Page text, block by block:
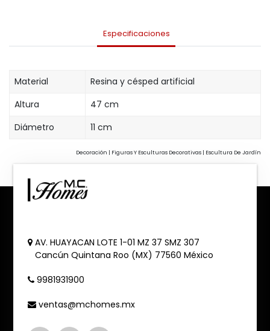
Especificaciones
Material
Resina y césped artificial
Altura
47 cm
Diámetro
11 cm
Decoración | Figuras Y Esculturas Decorativas | Escultura De Jardín
AV. HUAYACAN LOTE 1-01 MZ 37 SMZ 307
Cancún Quintana Roo (MX) 77560 México
9981931900
ventas@mchomes.mx